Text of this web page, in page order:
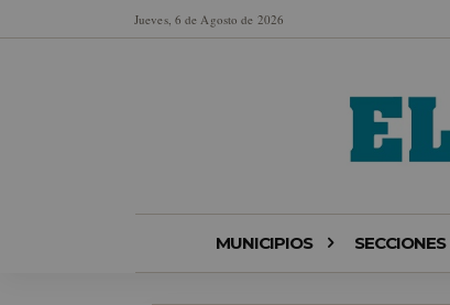
Jueves, 6 de Agosto de 2026
MUNICIPIOS SECCIONES